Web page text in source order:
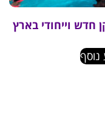
וייחודי בארץ
נוסף